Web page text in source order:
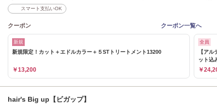
スマート支払いOK
クーポン クーポン一覧へ
新規
新規限定！カット＋エドルカラー＋５STトリートメント13200
￥13,200
全員
【ア
ット込
￥
hair's Big up【ビガップ】